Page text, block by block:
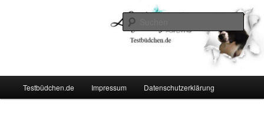
Testbüdchen.de Impressum Datenschutzerklärung